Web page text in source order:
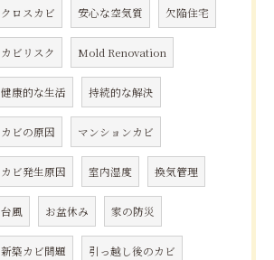
クロスカビ 安心な空気質 欠陥住宅
カビリスク Mold Renovation
健康的な生活 持続的な解決
カビの原因 マンションカビ
カビ発生原因 室内湿度 換気管理
台風 お盆休み 家の防災
新築カビ問題 引っ越し後のカビ